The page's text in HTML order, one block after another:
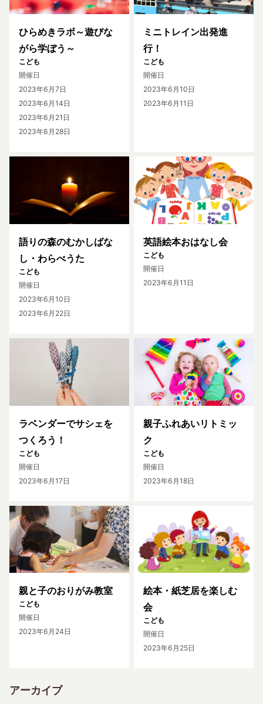
ひらめきラボ～遊びな
がら学ぼう～
こども
開催日
2023年6月7日
2023年6月14日
2023年6月21日
2023年6月28日
ミニトレイン出発進
行！
こども
開催日
2023年6月10日
2023年6月11日
語りの森のむかしばな
し・わらべうた
こども
開催日
2023年6月10日
2023年6月22日
英語絵本おはなし会
こども
開催日
2023年6月11日
ラベンダーでサシェを
つくろう！
こども
開催日
2023年6月17日
親子ふれあいリトミッ
ク
こども
開催日
2023年6月18日
親と子のおりがみ教室
こども
開催日
2023年6月24日
絵本・紙芝居を楽しむ
会
こども
開催日
2023年6月25日
アーカイブ